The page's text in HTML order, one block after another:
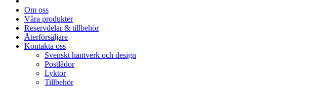
Om oss
Våra produkter
Reservdelar & tillbehör
Återförsäljare
Kontakta oss
Svenskt hantverk och design
Postlådor
Lyktor
Tillbehör